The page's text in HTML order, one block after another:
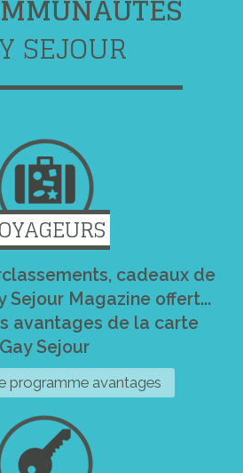
SEJOUR
cadeaux de
Sejour Magazine offert...
avantages de la carte
Gay Sejour
programme avantages